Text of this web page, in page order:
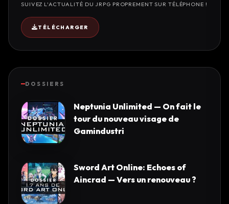
SUIVEZ L'ACTUALITÉ DU JRPG PROPREMENT SUR TÉLÉPHONE !
TÉLÉCHARGER
DOSSIERS
Neptunia Unlimited — On fait le
tour du nouveau visage de
Gamindustri
Sword Art Online: Echoes of
Aincrad — Vers un renouveau ?